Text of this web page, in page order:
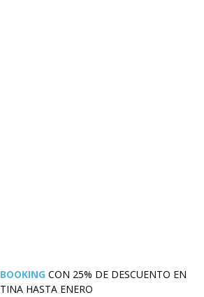
BOOKING CON 25% DE DESCUENTO EN
HASTA ENERO